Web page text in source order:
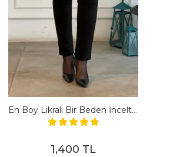
En Boy Likralı Bir Beden İncelten Pantolon - SIYAH
1,400 TL